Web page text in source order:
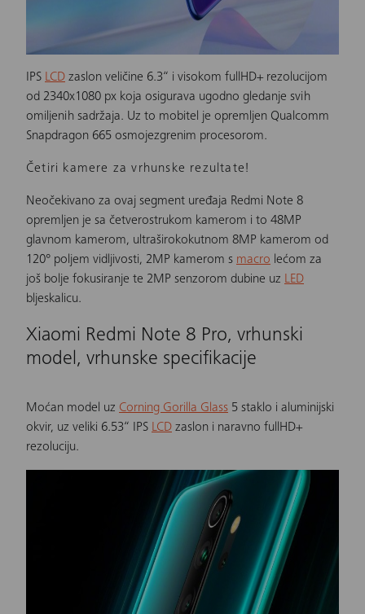
IPS LCD zaslon veličine 6.3“ i visokom fullHD+ rezolucijom
od 2340x1080 px koja osigurava ugodno gledanje svih
omiljenih sadržaja. Uz to mobitel je opremljen Qualcomm
Snapdragon 665 osmojezgrenim procesorom.
Četiri kamere za vrhunske rezultate!
Neočekivano za ovaj segment uređaja Redmi Note 8
opremljen je sa četverostrukom kamerom i to 48MP
glavnom kamerom, ultraširokokutnom 8MP kamerom od
120° poljem vidljivosti, 2MP kamerom s macro lećom za
još bolje fokusiranje te 2MP senzorom dubine uz LED
bljeskalicu.
Xiaomi Redmi Note 8 Pro, vrhunski
model, vrhunske specifikacije
Moćan model uz Corning Gorilla Glass 5 staklo i aluminijski
okvir, uz veliki 6.53“ IPS LCD zaslon i naravno fullHD+
rezoluciju.